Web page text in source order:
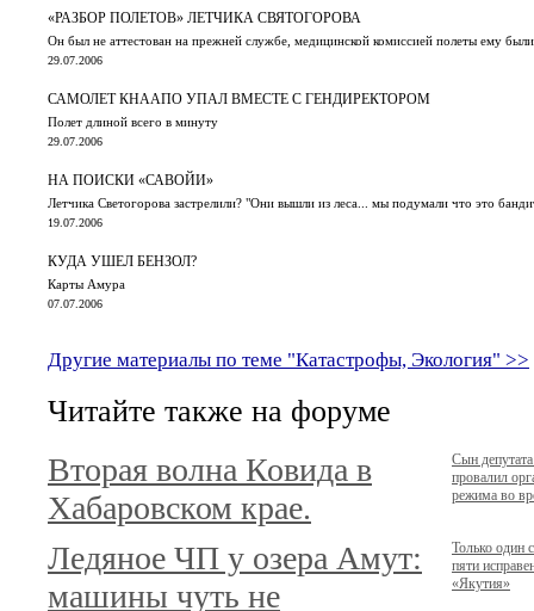
«РАЗБОР ПОЛЕТОВ» ЛЕТЧИКА СВЯТОГОРОВА
Он был не аттестован на прежней службе, медицинской комиссией полеты ему
29.07.2006
САМОЛЕТ КНААПО УПАЛ ВМЕСТЕ С ГЕНДИРЕКТОРОМ
Полет длиной всего в минуту
29.07.2006
НА ПОИСКИ «САВОЙИ»
Летчика Светогорова застрелили? "Они вышли из леса... мы подумали что это
19.07.2006
КУДА УШЕЛ БЕНЗОЛ?
Карты Амура
07.07.2006
Другие материалы по теме "Катастрофы, Экология" >>
Читайте также на форуме
Вторая волна Ковида в
Хабаровском крае.
Сын
провалил
режима во
Ледяное ЧП у озера Амут:
машины чуть не
Только один
пяти
«Якутия»